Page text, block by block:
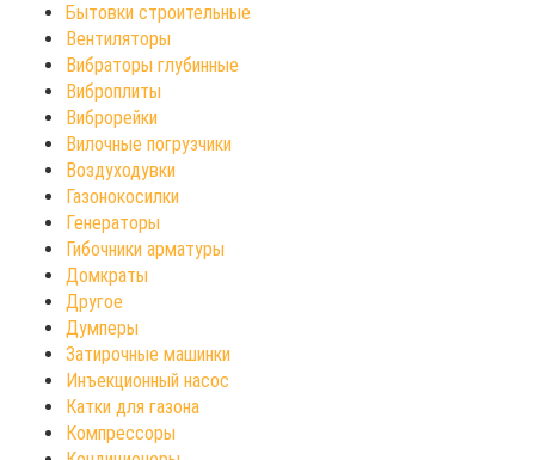
Бытовки строительные
Вентиляторы
Вибраторы глубинные
Виброплиты
Виброрейки
Вилочные погрузчики
Воздуходувки
Газонокосилки
Генераторы
Гибочники арматуры
Домкраты
Другое
Думперы
Затирочные машинки
Инъекционный насос
Катки для газона
Компрессоры